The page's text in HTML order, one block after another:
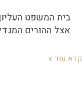
בית המשפט
אצל ההורים
קרא עוד »